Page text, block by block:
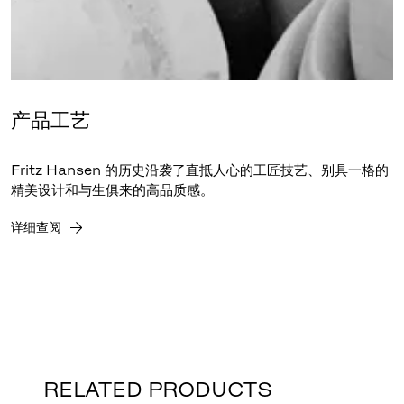
产品工艺
Fritz Hansen 的历史沿袭了直抵人心的工匠技艺、别具一格的
精美设计和与生俱来的高品质感。
详细查阅
RELATED PRODUCTS